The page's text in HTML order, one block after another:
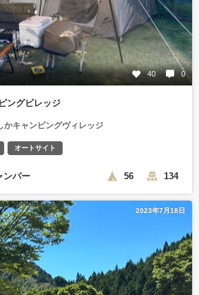
40 0
ングビレッジ
かキャンピングヴィレッジ
オートサイト
ンパー 56 134
2023年7月18日